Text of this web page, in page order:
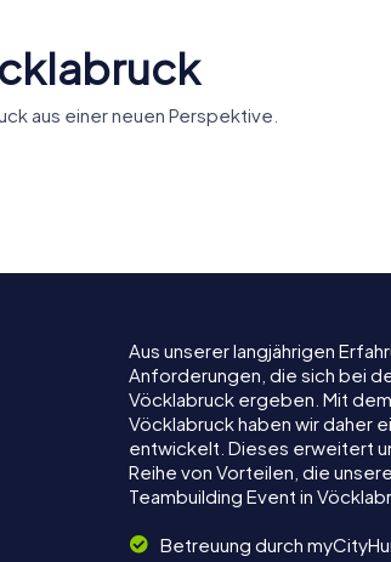
aus einer neuen Perspektive.
Aus unserer langjährigen
Anforderungen, die sich bei
Vöcklabruck ergeben. Mit
Vöcklabruck haben wir daher
entwickelt. Dieses erweitert
Reihe von Vorteilen, die
Teambuilding Event in
Betreuung durch